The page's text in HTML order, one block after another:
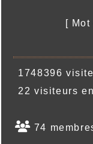
[
1748396
22 visiteurs
74